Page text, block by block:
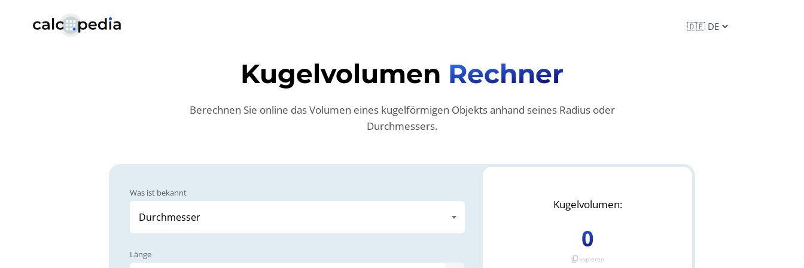
Kugelvolumen Rechner
Berechnen Sie online das Volumen eines kugelförmigen Objekts anhand seines Radius oder
Durchmessers.
Was ist bekannt
Länge
Kugelvolumen:
0
content_copy kopieren